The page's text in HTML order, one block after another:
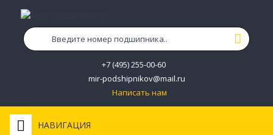
+7 (495) 255-00-60
mir-podshipnikov@mail.ru
Написать нам
НАВИГАЦИЯ